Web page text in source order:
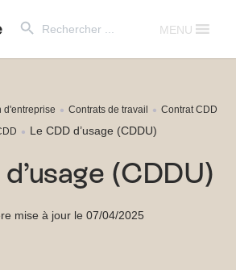
for:
MENU
d'entreprise Contrats de travail
Contrat CDD
Le CDD d’usage (CDDU)
(CDDU)
mise à jour le 07/04/2025